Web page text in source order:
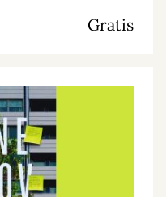
Gratis